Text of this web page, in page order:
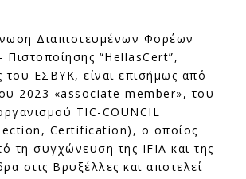
Διαπιστευμένων Φορέων
Πιστοποίησης “HellasCert”,
του ΕΣΒΥΚ, είναι επισήμως από
2023 «associate member», του
TIC-COUNCIL
Certification), ο οποίος
τη συγχώνευση της IFIA και της
στις Βρυξέλλες και αποτελεί